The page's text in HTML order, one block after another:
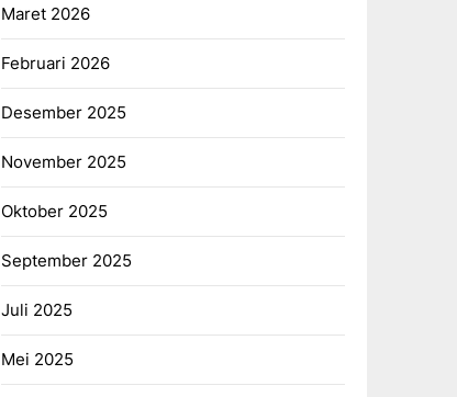
Maret 2026
Februari 2026
Desember 2025
November 2025
Oktober 2025
September 2025
Juli 2025
Mei 2025